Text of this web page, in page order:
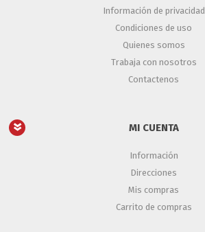
Información de privacidad
Condiciones de uso
Quienes somos
Trabaja con nosotros
Contactenos
MI CUENTA
Información
Direcciones
Mis compras
Carrito de compras